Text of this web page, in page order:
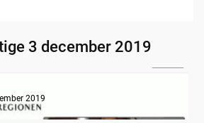
3 december 2019
2019